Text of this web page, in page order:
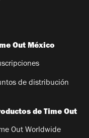
Out México
de distribución
de Time Out
Out Worldwide